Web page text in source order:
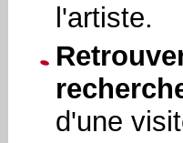
l'artiste.
d'une